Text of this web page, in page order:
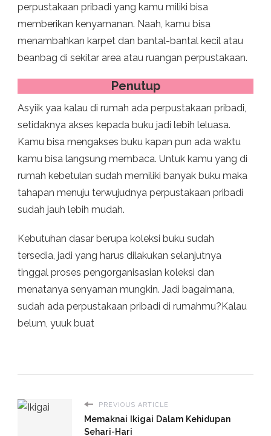
perpustakaan pribadi yang kamu miliki bisa
memberikan kenyamanan. Naah, kamu bisa
menambahkan karpet dan bantal-bantal kecil atau
beanbag di sekitar area atau ruangan perpustakaan.
Penutup
Asyiik yaa kalau di rumah ada perpustakaan pribadi,
setidaknya akses kepada buku jadi lebih leluasa.
Kamu bisa mengakses buku kapan pun ada waktu
kamu bisa langsung membaca. Untuk kamu yang di
rumah kebetulan sudah memiliki banyak buku maka
tahapan menuju terwujudnya perpustakaan pribadi
sudah jauh lebih mudah.
Kebutuhan dasar berupa koleksi buku sudah
tersedia, jadi yang harus dilakukan selanjutnya
tinggal proses pengorganisasian koleksi dan
menatanya senyaman mungkin. Jadi bagaimana,
sudah ada perpustakaan pribadi di rumahmu?Kalau
belum, yuuk buat
PREVIOUS ARTICLE
Memaknai Ikigai Dalam Kehidupan
Sehari-Hari